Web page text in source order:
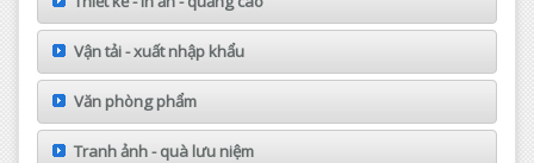
Vận tải - xuất nhập khẩu
Văn phòng phẩm
Tranh ảnh - quà lưu niệm